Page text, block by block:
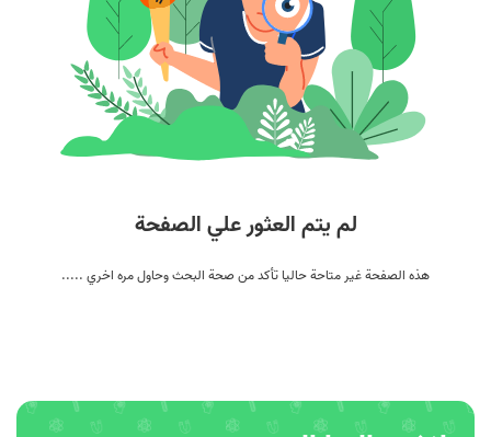
لم يتم العثور علي الصفحة
هذه الصفحة غير متاحة حاليا تأكد من صحة البحث وحاول مره اخري .....